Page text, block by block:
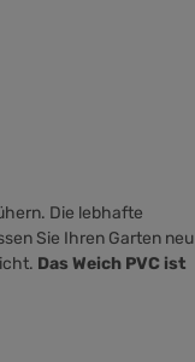
Die lebhafte
Sie Ihren Garten neu
Das Weich PVC ist